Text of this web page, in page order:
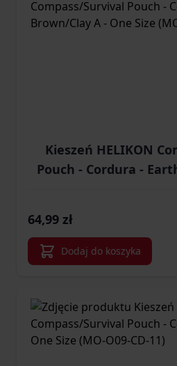
Kieszeń HELIKON
Pouch - Cordura -
64,99 zł
Dodaj do koszyka